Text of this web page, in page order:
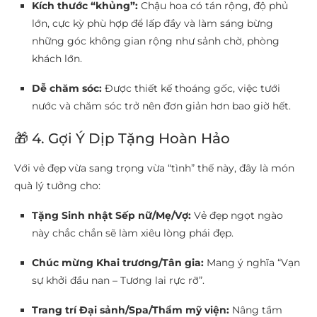
Kích thước “khủng”: Chậu hoa có tán rộng, độ phủ
lớn, cực kỳ phù hợp để lấp đầy và làm sáng bừng
những góc không gian rộng như sảnh chờ, phòng
khách lớn.
Dễ chăm sóc: Được thiết kế thoáng gốc, việc tưới
nước và chăm sóc trở nên đơn giản hơn bao giờ hết.
🎁 4. Gợi Ý Dịp Tặng Hoàn Hảo
Với vẻ đẹp vừa sang trọng vừa “tình” thế này, đây là món
quà lý tưởng cho:
Tặng Sinh nhật Sếp nữ/Mẹ/Vợ: Vẻ đẹp ngọt ngào
này chắc chắn sẽ làm xiêu lòng phái đẹp.
Chúc mừng Khai trương/Tân gia: Mang ý nghĩa “Vạn
sự khởi đầu nan – Tương lai rực rỡ”.
Trang trí Đại sảnh/Spa/Thẩm mỹ viện: Nâng tầm